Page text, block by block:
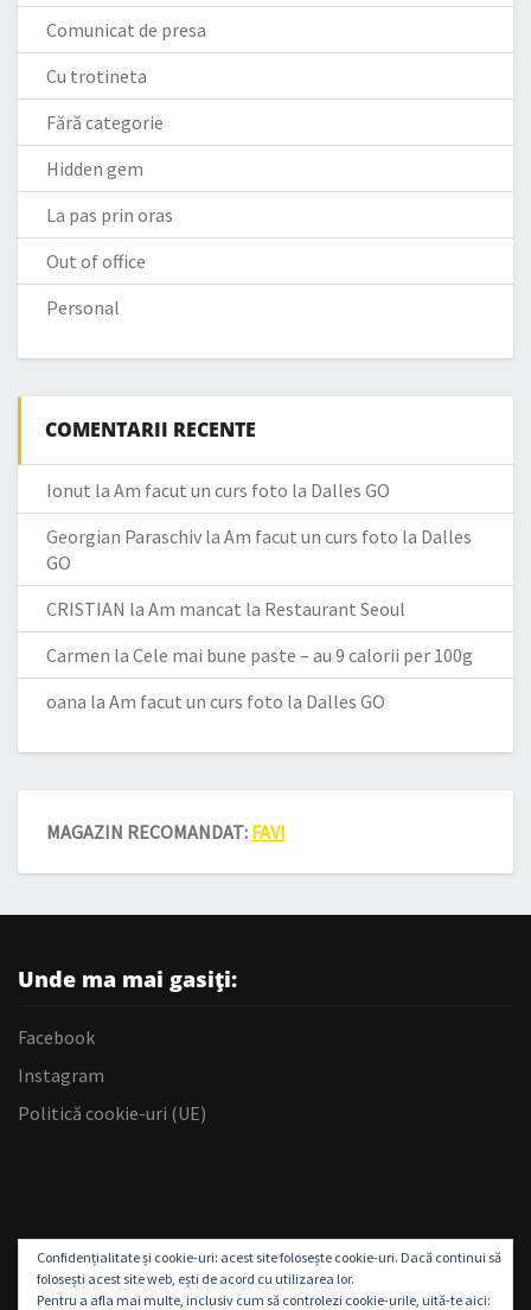
Comunicat de presa
Cu trotineta
Fără categorie
Hidden gem
La pas prin oras
Out of office
Personal
COMENTARII RECENTE
Ionut la Am facut un curs foto la Dalles GO
Georgian Paraschiv la Am facut un curs foto la Dalles
GO
CRISTIAN la Am mancat la Restaurant Seoul
Carmen la Cele mai bune paste – au 9 calorii per 100g
oana la Am facut un curs foto la Dalles GO
MAGAZIN RECOMANDAT: FAVI
Unde ma mai gasiți:
Facebook
Instagram
Politică cookie-uri (UE)
Confidențialitate și cookie-uri: acest site folosește cookie-uri. Dacă continui să
folosești acest site web, ești de acord cu utilizarea lor.
Pentru a afla mai multe, inclusiv cum să controlezi cookie-urile, uită-te aici: